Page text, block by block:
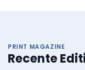
PRINT MAGAZINE
Recente